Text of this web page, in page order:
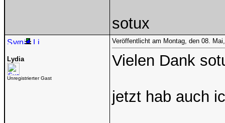
sotux
Lydia
Unregistrierter Gast
Veröffentlicht am Montag, den 08.
Vielen Dank
jetzt hab auch